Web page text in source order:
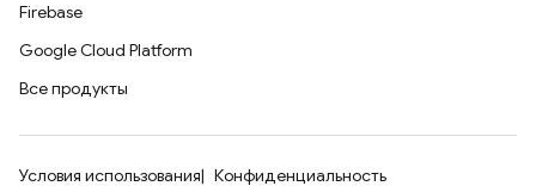
Firebase
Google Cloud Platform
Все продукты
Условия использования Конфиденциальность